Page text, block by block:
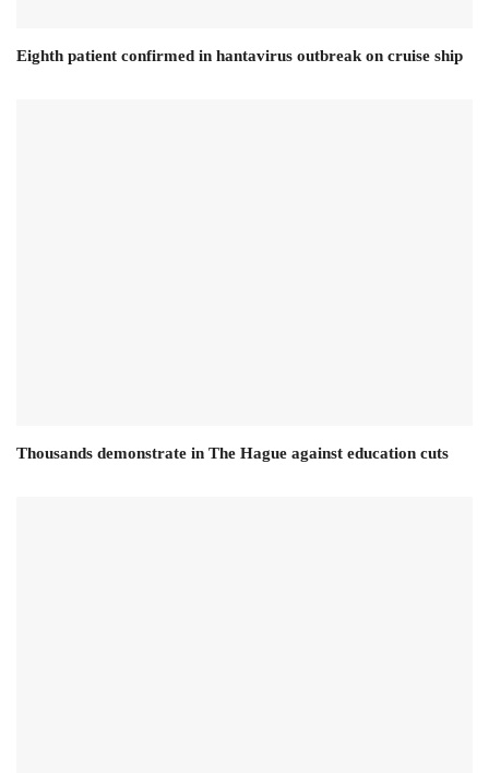
Eighth patient confirmed in hantavirus outbreak on cruise ship
Thousands demonstrate in The Hague against education cuts